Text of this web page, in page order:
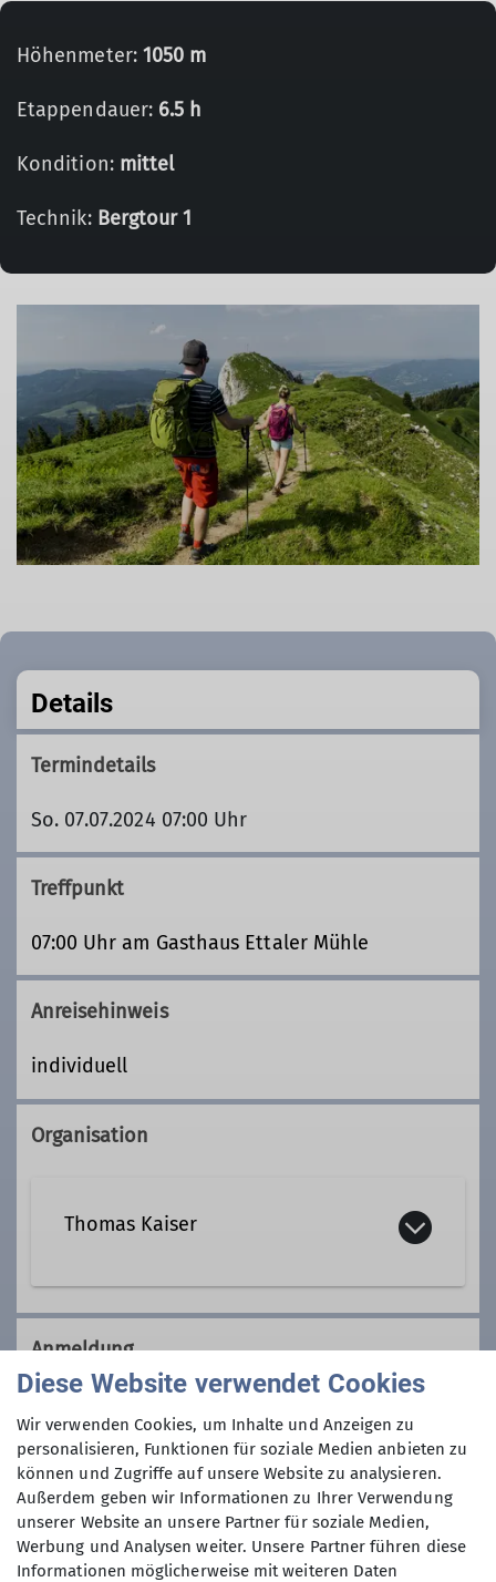
Höhenmeter: 1050 m
Etappendauer: 6.5 h
Kondition: mittel
Technik: Bergtour 1
Details
Termindetails
So. 07.07.2024 07:00 Uhr
Treffpunkt
07:00 Uhr am Gasthaus Ettaler Mühle
Anreisehinweis
individuell
Organisation
Thomas Kaiser
Kontakt aufnehmen
Trainer*in C Bergwandern
Zusatzqualifikation
Schneeschuhbergsteigen
Anmeldung
Anmeldung ab / bis
01.05.2024 / 03.07.2024
Diese Website verwendet Cookies
Wir verwenden Cookies, um Inhalte und Anzeigen zu
personalisieren, Funktionen für soziale Medien anbieten zu
können und Zugriffe auf unsere Website zu analysieren.
Außerdem geben wir Informationen zu Ihrer Verwendung
unserer Website an unsere Partner für soziale Medien,
Werbung und Analysen weiter. Unsere Partner führen diese
Informationen möglicherweise mit weiteren Daten